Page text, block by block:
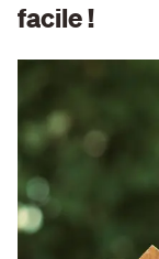
facile !